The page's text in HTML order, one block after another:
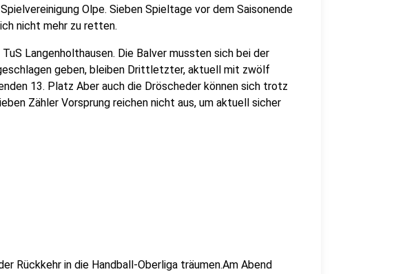
Olpe. Sieben Spieltage vor dem Saisonende
nicht mehr zu retten.
Langenholthausen. Die Balver mussten sich bei der
geben, bleiben Drittletzter, aktuell mit zwölf
13. Platz Aber auch die Dröscheder können sich trotz
Zähler Vorsprung reichen nicht aus, um aktuell sicher
Rückkehr in die Handball-Oberliga träumen.Am Abend